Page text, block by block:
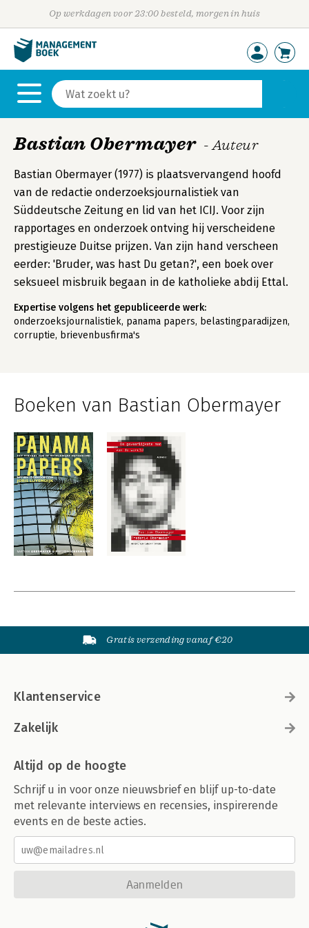
Op werkdagen voor 23:00 besteld, morgen in huis
Bastian Obermayer - Auteur
Bastian Obermayer (1977) is plaatsvervangend hoofd
van de redactie onderzoeksjournalistiek van
Süddeutsche Zeitung en lid van het ICIJ. Voor zijn
rapportages en onderzoek ontving hij verscheidene
prestigieuze Duitse prijzen. Van zijn hand verscheen
eerder: 'Bruder, was hast Du getan?', een boek over
seksueel misbruik begaan in de katholieke abdij Ettal.
Expertise volgens het gepubliceerde werk:
onderzoeksjournalistiek, panama papers, belastingparadijzen,
corruptie, brievenbusfirma's
Boeken van Bastian Obermayer
Gratis verzending vanaf €20
Klantenservice
Zakelijk
Altijd op de hoogte
Schrijf u in voor onze nieuwsbrief en blijf up-to-date
met relevante interviews en recensies, inspirerende
events en de beste acties.
Aanmelden